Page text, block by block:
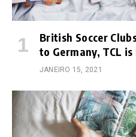
British Soccer
to Germany, TCL
JANEIRO 15, 2021